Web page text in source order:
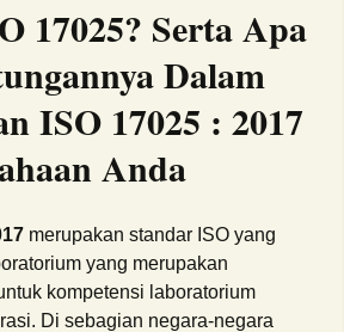
17025? Serta Apa
Dalam
ISO 17025 : 2017
Anda
merupakan standar ISO yang
yang merupakan
kompetensi laboratorium
Di sebagian negara-negara